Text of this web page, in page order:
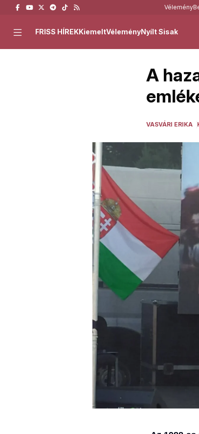
Vélemény
FRISS HÍREKKiemeltVéleményNyílt Sisak
A
VASVÁRI ERIKA